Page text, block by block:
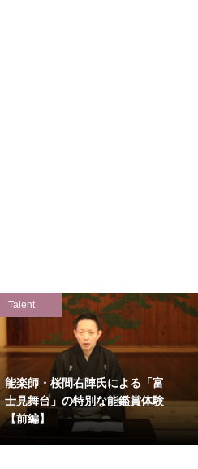
Talent
能楽師・桜間右陣氏による「富
士見舞台」の特別な能鑑賞体験
【前編】